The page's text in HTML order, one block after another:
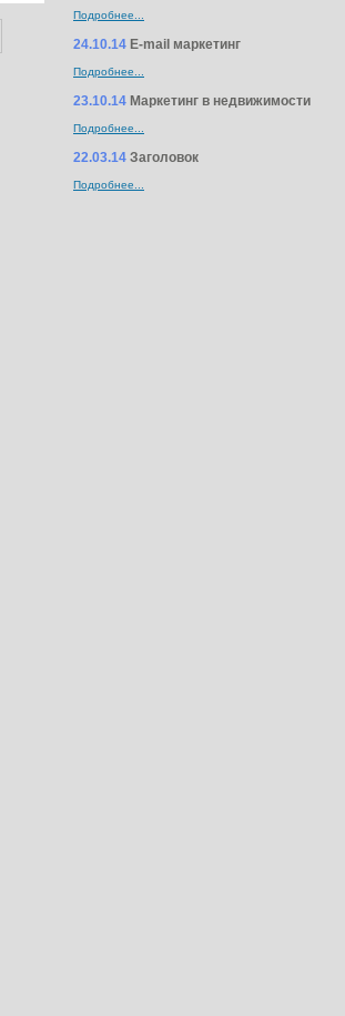
Подробнее...
24.10.14 E-mail маркетинг
Подробнее...
23.10.14 Маркетинг в недвижимости
Подробнее...
22.03.14 Заголовок
Подробнее...